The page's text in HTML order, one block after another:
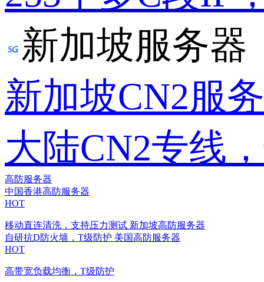
新加坡服务器
新加坡CN2服
大陆CN2专线
高防服务器
中国香港高防服务器
HOT
移动直连清洗，支持压力测试 新加坡高防服务器
自研抗D防火墙，T级防护 美国高防服务器
HOT
高带宽负载均衡，T级防护